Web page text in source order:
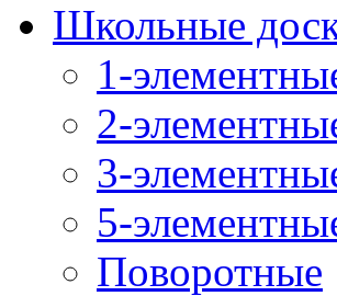
Школьные
1-
2-
3-
5-
Поворотные